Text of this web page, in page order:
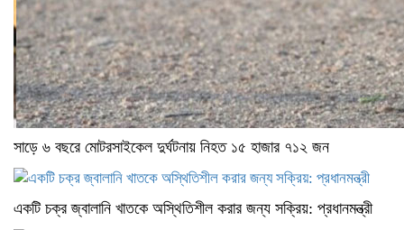
সাড়ে ৬ বছরে মোটরসাইকেল দুর্ঘটনায় নিহত ১৫ হাজার ৭১২ জন
একটি চক্র জ্বালানি খাতকে অস্থিতিশীল করার জন্য সক্রিয়: প্রধানমন্ত্রী